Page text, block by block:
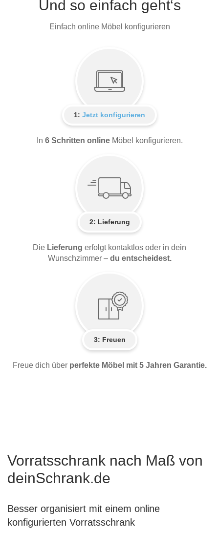
Und so einfach geht‘s
Einfach online Möbel konfigurieren
1: Jetzt konfigurieren
In 6 Schritten online Möbel konfigurieren.
2: Lieferung
Die Lieferung erfolgt kontaktlos oder in dein
Wunschzimmer – du entscheidest.
3: Freuen
Freue dich über perfekte Möbel mit 5 Jahren Garantie.
Vorratsschrank nach Maß von
deinSchrank.de
Besser organisiert mit einem online
konfigurierten Vorratsschrank